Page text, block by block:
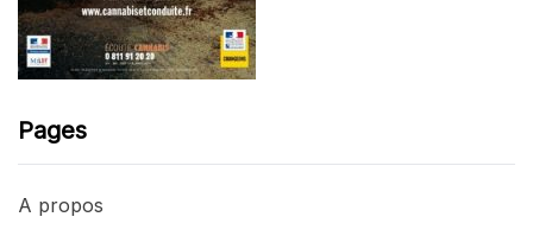
Pages
A propos